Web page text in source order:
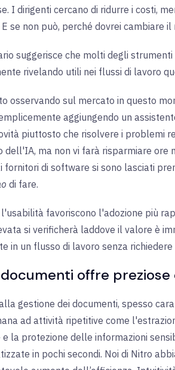
I dirigenti cercano di ridurre i costi,
se non può, perché dovrei cambiare
suggerisce che molti degli
rivelando utili nei flussi di lavoro
osservando sul mercato in questo
aggiungendo un
piuttosto che risolvere i problemi
dell'IA, ma non vi farà risparmiare
fornitori di software si sono lasciati
di fare.
favoriscono l'adozione più
si verificherà laddove il valore è
in un flusso di lavoro senza
offre
gestione dei documenti, spesso
ad attività ripetitive come
la protezione delle informazioni
in pochi secondi. Noi di Nitro